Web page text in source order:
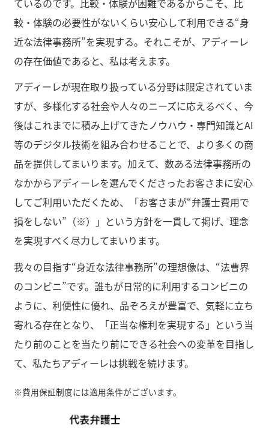
較・体験の必要性がないくらい安心して利用できる“身
近な法律事務所”を実現する。それこそが、アディーレ
の存在価値であると、私は考えます。
アディーレが現在取り扱っている分野は限定されていま
すが、多様化する社会や人々のニーズに応えるべく、今
後はこれまでに積み上げてきたノウハウ・専門知識とAI
等のデジタル技術を組み合わせることで、より多くの商
品を提供してまいります。加えて、数ある法律事務所の
なかからアディーレを選んでくださったお客さまに安心
してご利用いただくため、「お客さまが“弁護士費用で
損をしない”（※）」という方針を一貫して掲げ、理念
を実現すべく尽力してまいります。
我々の目指す“身近な法律事務所”の理想像は、“法曹界
のコンビニ”です。誰もが日常的に利用するコンビニの
ように、利便性に優れ、品ぞろえが豊富で、気軽に立ち
寄れる存在となり、「正当な権利を実現する」という当
たり前のことを当たり前にできる社会への変革を目指し
て、私たちアディーレは挑戦を続けます。
※費用保証制度には適用条件がございます。